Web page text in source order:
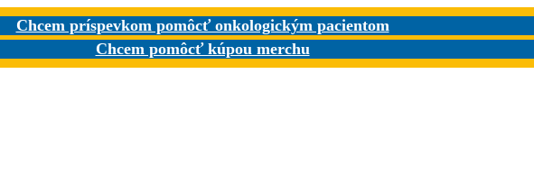
Chcem príspevkom pomôcť onkologickým pacientom
Chcem pomôcť kúpou merchu